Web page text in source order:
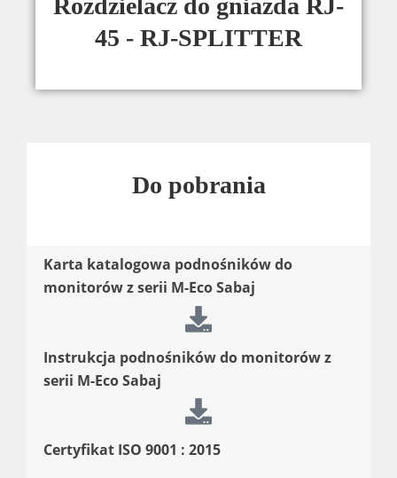
Rozdzielacz do gniazda RJ-
45 - RJ-SPLITTER
Do pobrania
Karta katalogowa podnośników do
monitorów z serii M-Eco Sabaj
Instrukcja podnośników do monitorów z
serii M-Eco Sabaj
Certyfikat ISO 9001 : 2015